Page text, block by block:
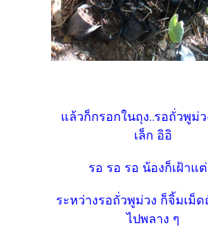
แล้วก็กรอกในถุง..รอถั่วพูม่
เล็ก อิอิ
รอ รอ รอ น้องก็เฝ้าแ
ระหว่างรอถั่วพูม่วง ก็จิ้มเม็ด
ไปพลาง ๆ